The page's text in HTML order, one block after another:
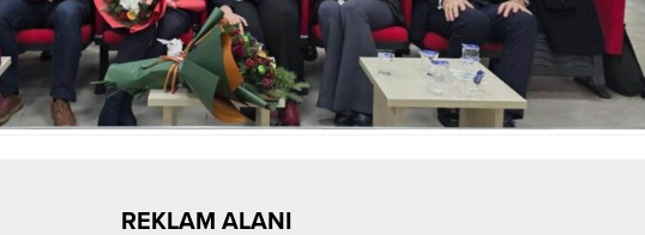
REKLAM ALANI